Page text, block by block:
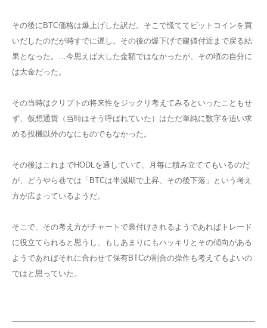
その後にBTC価格は爆上げした訳だ。そこで慌ててビットコインを買
いだしたのだが時すでに遅し。その後の爆下げで建値付近まで戻る結
果となった。…今思えば大した金額ではなかったが、その頃の自分に
は大金だった。
その当時はクリプトの将来性をジックリ考えてみるといったこともせ
ず、仮想通貨（当時はそう呼ばれていた）はただ単純に数字を追い求
める投機以外のなにものでもなかった。
その後はこれまでHODLを通していて、月毎に積み立ててもいるのだ
が、どうやら巷では「BTCは半減期で上昇、その後下落」という考え
方が広まっているようだ。
そこで、その考え方がチャートで裏付けされるようであればトレード
に役立てられると思うし、もしあまりにもハッキリとその傾向がある
ようであればそれに合わせて保有BTCの割合の操作も考えてもよいの
ではと思っていた。